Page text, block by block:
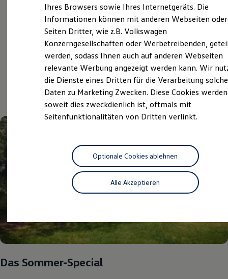
Fahrerassistenz- und Sicherheitssysteme
Kontrollleuchten
Kurzfahrprofile und Ölverdünnung
Batterieverordnung
XTL-Dieselkraftstoff
Ersatzteile und Betriebsflüssigkeiten
Original Zubehör und Lifestyle Produkte
myVolkswagen Business
Elektrisch & Autonom
Elektro - & Hybridfahrzeuge
Klimafreundlicher Strom
Ladezeitensimulator
Ladelösungen für Privatkunden
Ladelösungen für Gewerbekunden
Wallbox und Ladekabel
Bidirektionales Laden
Förderung & Kosten der Elektrofahrzeuge
Kostensimulator
Autonomes Fahren
Mehr zum ID. Buzz
California Welt
California Club
Volkswagen Economy
Service
Aktuelle Highlights
und Angebote
Das Sommer-Special
Ihres Browsers sowie Ihres Internetgeräts. Die
Informationen können mit anderen Webseiten oder
Seiten Dritter, wie z.B. Volkswagen
Konzerngesellschaften oder Werbetreibenden,
werden, sodass Ihnen auch auf anderen Webseiten
relevante Werbung angezeigt werden kann. Wir
die Dienste eines Dritten für die Verarbeitung
Daten zu Marketing Zwecken. Diese Cookies
soweit dies zweckdienlich ist, oftmals mit
Seitenfunktionalitäten von Dritten verlinkt.
Alle Akzeptieren
Optionale Cookies ablehnen